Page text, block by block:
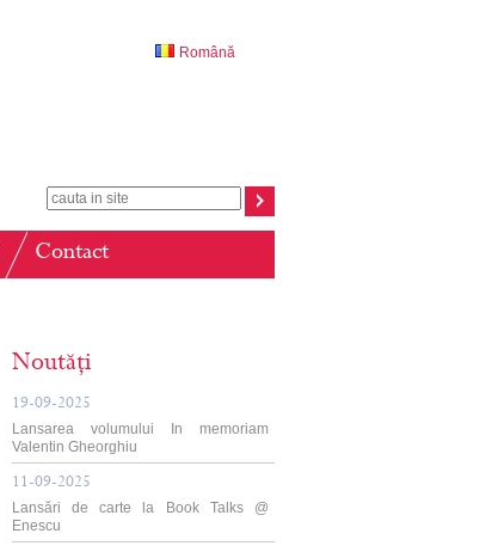
Română
Contact
Noutăți
19-09-2025
Lansarea volumului In memoriam
Valentin Gheorghiu
11-09-2025
Lansări de carte la Book Talks @
Enescu